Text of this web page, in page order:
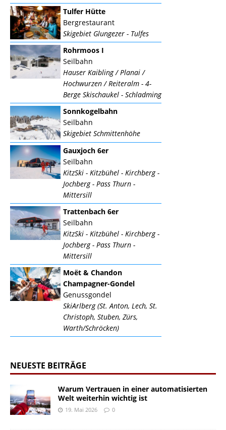
Tulfer Hütte
Bergrestaurant
Skigebiet Glungezer - Tulfes
Rohrmoos I
Seilbahn
Hauser Kaibling / Planai /
Hochwurzen / Reiteralm - 4-
Berge Skischaukel - Schladming
Sonnkogelbahn
Seilbahn
Skigebiet Schmittenhöhe
Gauxjoch 6er
Seilbahn
KitzSki - Kitzbühel - Kirchberg -
Jochberg - Pass Thurn -
Mittersill
Trattenbach 6er
Seilbahn
KitzSki - Kitzbühel - Kirchberg -
Jochberg - Pass Thurn -
Mittersill
Moët & Chandon
Champagner-Gondel
Genussgondel
SkiArlberg (St. Anton, Lech, St.
Christoph, Stuben, Zürs,
Warth/Schröcken)
NEUESTE BEITRÄGE
Warum Vertrauen in einer automatisierten
Welt weiterhin wichtig ist
19. Mai 2026 0